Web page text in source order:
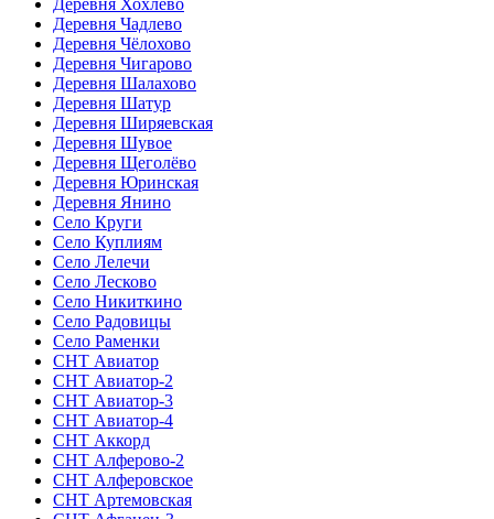
Деревня Чадлево
Деревня Чёлохово
Деревня Чигарово
Деревня Шалахово
Деревня Шатур
Деревня Ширяевская
Деревня Шувое
Деревня Щеголёво
Деревня Юринская
Деревня Янино
Село Круги
Село Куплиям
Село Лелечи
Село Лесково
Село Никиткино
Село Радовицы
Село Раменки
СНТ Авиатор
СНТ Авиатор-2
СНТ Авиатор-3
СНТ Авиатор-4
СНТ Аккорд
СНТ Алферово-2
СНТ Алферовское
СНТ Артемовская